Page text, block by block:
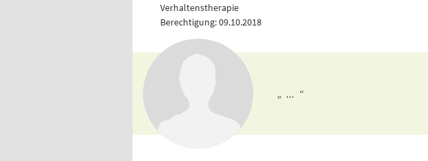
Verhaltenstherapie
Berechtigung: 09.10.2018
„ ... “